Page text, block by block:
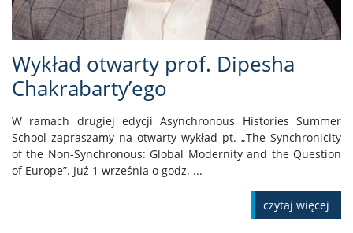
Wykład otwarty prof. Dipesha
Chakrabarty’ego
W ramach drugiej edycji Asynchronous Histories Summer
School zapraszamy na otwarty wykład pt. „The Synchronicity
of the Non-Synchronous: Global Modernity and the Question
of Europe”. Już 1 września o godz. ...
czytaj więcej